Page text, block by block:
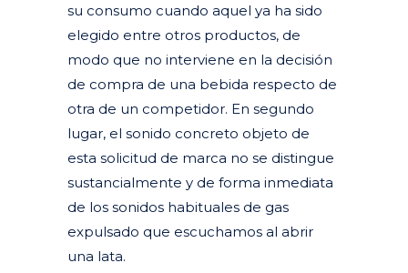
su consumo cuando aquel ya ha sido
elegido entre otros productos, de
modo que no interviene en la decisión
de compra de una bebida respecto de
otra de un competidor. En segundo
lugar, el sonido concreto objeto de
esta solicitud de marca no se distingue
sustancialmente y de forma inmediata
de los sonidos habituales de gas
expulsado que escuchamos al abrir
una lata.